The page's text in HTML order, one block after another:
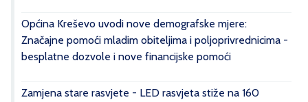
Općina Kreševo uvodi nove demografske mjere:
Značajne pomoći mladim obiteljima i poljoprivrednicima -
besplatne dozvole i nove financijske pomoći
Zamjena stare rasvjete - LED rasvjeta stiže na 160